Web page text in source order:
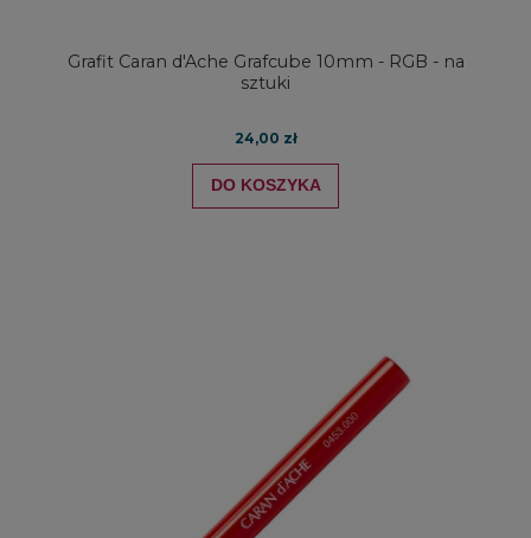
Grafit Caran d'Ache Grafcube 10mm - RGB - na
sztuki
24,00 zł
DO KOSZYKA